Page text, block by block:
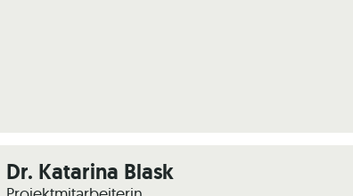
Dr. Katarina Blask